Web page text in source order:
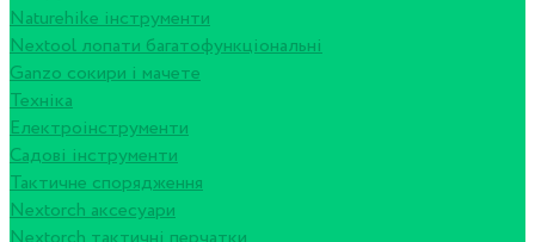
Naturehike інструменти
Nextool лопати багатофункціональні
Ganzo сокири і мачете
Техніка
Електроінструменти
Садові інструменти
Тактичне спорядження
Nextorch аксесуари